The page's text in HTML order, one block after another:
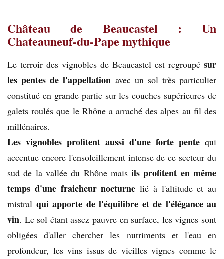
Château de Beaucastel : Un
Chateauneuf-du-Pape mythique
Le terroir des vignobles de Beaucastel est regroupé sur
les pentes de l'appellation avec un sol très particulier
constitué en grande partie sur les couches supérieures de
galets roulés que le Rhône a arraché des alpes au fil des
millénaires.
Les vignobles profitent aussi d'une forte pente qui
accentue encore l'ensoleillement intense de ce secteur du
sud de la vallée du Rhône maisils profitent en même
temps d'une fraicheur nocturne lié à l'altitude et au
mistral qui apporte de l'équilibre et de l'élégance au
vin. Le sol étant assez pauvre en surface, les vignes sont
obligées d'aller chercher les nutriments et l'eau en
profondeur, les vins issus de vieilles vignes comme le